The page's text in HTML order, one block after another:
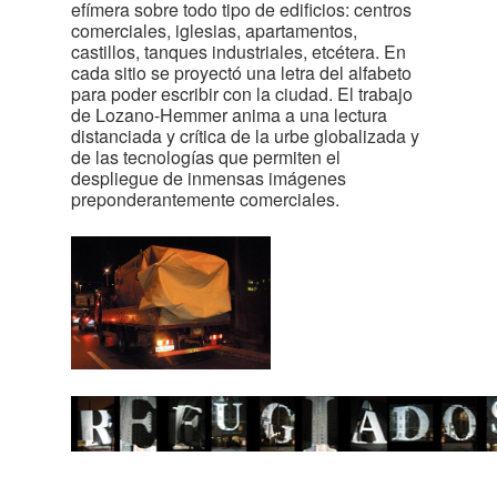
efímera sobre todo tipo de edificios: centros
comerciales, iglesias, apartamentos,
castillos, tanques industriales, etcétera. En
cada sitio se proyectó una letra del alfabeto
para poder escribir con la ciudad. El trabajo
de Lozano-Hemmer anima a una lectura
distanciada y crítica de la urbe globalizada y
de las tecnologías que permiten el
despliegue de inmensas imágenes
preponderantemente comerciales.